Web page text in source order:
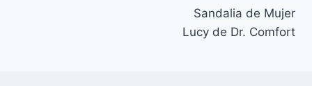
Sandalia de Mujer
Lucy de Dr. Comfort